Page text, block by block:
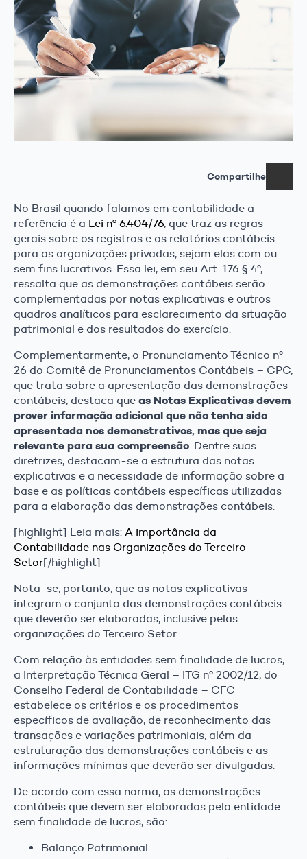
Compartilhe
No Brasil quando falamos em contabilidade a
referência é a Lei nº 6.404/76, que traz as regras
gerais sobre os registros e os relatórios contábeis
para as organizações privadas, sejam elas com ou
sem fins lucrativos. Essa lei, em seu Art. 176 § 4º,
ressalta que as demonstrações contábeis serão
complementadas por notas explicativas e outros
quadros analíticos para esclarecimento da situação
patrimonial e dos resultados do exercício.
Complementarmente, o Pronunciamento Técnico nº
26 do Comitê de Pronunciamentos Contábeis – CPC,
que trata sobre a apresentação das demonstrações
contábeis, destaca que as Notas Explicativas devem
prover informação adicional que não tenha sido
apresentada nos demonstrativos, mas que seja
relevante para sua compreensão. Dentre suas
diretrizes, destacam-se a estrutura das notas
explicativas e a necessidade de informação sobre a
base e as políticas contábeis específicas utilizadas
para a elaboração das demonstrações contábeis.
[highlight] Leia mais: A importância da
Contabilidade nas Organizações do Terceiro
Setor[/highlight]
Nota-se, portanto, que as notas explicativas
integram o conjunto das demonstrações contábeis
que deverão ser elaboradas, inclusive pelas
organizações do Terceiro Setor.
Com relação às entidades sem finalidade de lucros,
a Interpretação Técnica Geral – ITG nº 2002/12, do
Conselho Federal de Contabilidade – CFC
estabelece os critérios e os procedimentos
específicos de avaliação, de reconhecimento das
transações e variações patrimoniais, além da
estruturação das demonstrações contábeis e as
informações mínimas que deverão ser divulgadas.
De acordo com essa norma, as demonstrações
contábeis que devem ser elaboradas pela entidade
sem finalidade de lucros, são:
Balanço Patrimonial